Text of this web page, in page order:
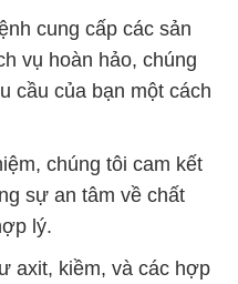
cung cấp các sản
vụ hoàn hảo, chúng
cầu của bạn một cách
chúng tôi cam kết
sự an tâm về chất
lý.
axit, kiềm, và các hợp